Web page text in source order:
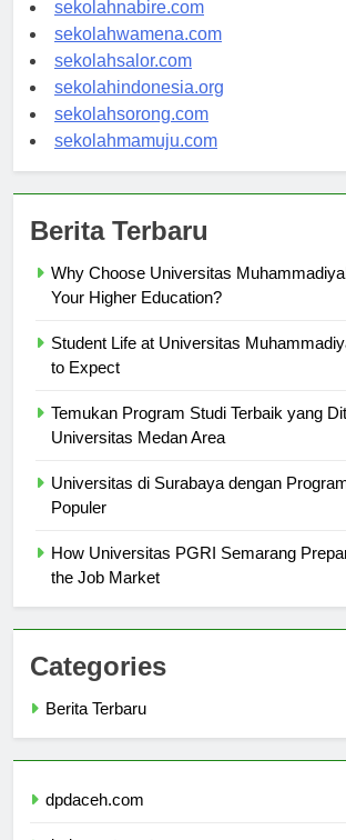
sekolahnabire.com
sekolahwamena.com
sekolahsalor.com
sekolahindonesia.org
sekolahsorong.com
Why Choose Universitas
Student Life at Universitas
Temukan Program Studi Terbaik yang
Universitas di Surabaya dengan Program
How Universitas PGRI Semarang
Categories